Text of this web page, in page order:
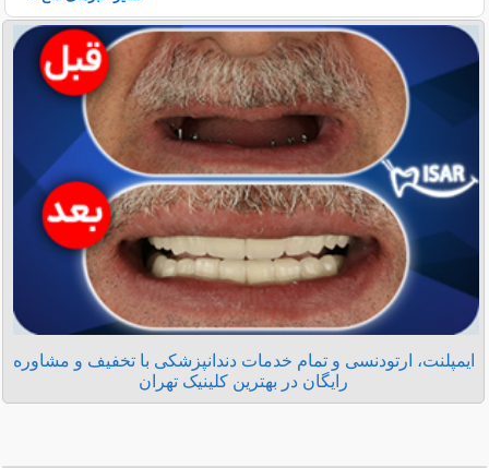
ایمپلنت، ارتودنسی و تمام خدمات دندانپزشکی با تخفیف و مشاوره
رایگان در بهترین کلینیک تهران